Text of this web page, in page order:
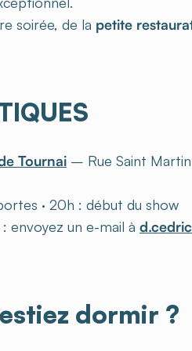
soirée, de la petite
Tournai – Rue Saint
· 20h : début du show
: envoyez un e-mail à
dormir ?